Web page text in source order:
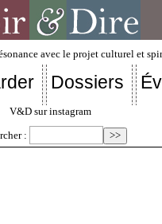
avec le projet culturel et
Dossiers
V&D sur instagram
: